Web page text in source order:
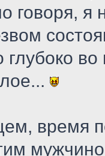
говоря, я
глубоко
время